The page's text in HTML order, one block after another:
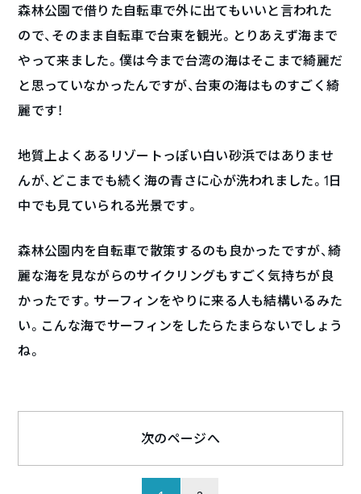
森林公園で借りた自転車で外に出てもいいと言われた
ので、そのまま自転車で台東を観光。とりあえず海まで
やって来ました。僕は今まで台湾の海はそこまで綺麗だ
と思っていなかったんですが、台東の海はものすごく綺
麗です！
地質上よくあるリゾートっぽい白い砂浜ではありませ
んが、どこまでも続く海の青さに心が洗われました。1日
中でも見ていられる光景です。
森林公園内を自転車で散策するのも良かったですが、綺
麗な海を見ながらのサイクリングもすごく気持ちが良
かったです。サーフィンをやりに来る人も結構いるみた
い。こんな海でサーフィンをしたらたまらないでしょう
ね。
次のページへ